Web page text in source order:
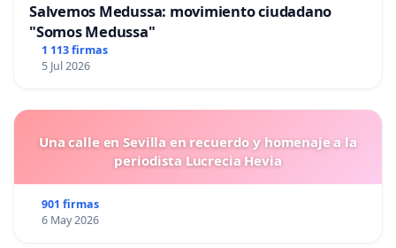
Salvemos Medussa: movimiento ciudadano
"Somos Medussa"
1 113 firmas
5 Jul 2026
Una calle en Sevilla en recuerdo y homenaje a la
periodista Lucrecia Hevia
901 firmas
6 May 2026